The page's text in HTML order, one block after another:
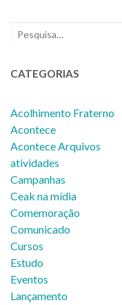
CATEGORIAS
Acolhimento Fraterno
Acontece
Acontece Arquivos
atividades
Campanhas
Ceak na mídia
Comemoração
Comunicado
Cursos
Estudo
Eventos
Lançamento